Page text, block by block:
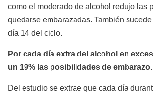
como el moderado de alcohol redujo las
quedarse embarazadas. También sucede
día 14 del ciclo.
Por cada día extra del alcohol en
un 19% las posibilidades de embarazo.
Del estudio se extrae que cada día